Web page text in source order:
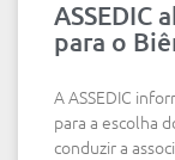
ASSEDIC
para o
A ASSEDIC
para a escolha
conduzir a